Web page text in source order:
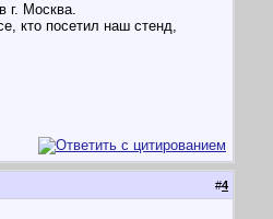
в г. Москва.
кто посетил наш стенд,
#4